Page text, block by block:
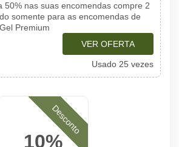
50% nas suas encomendas compre 2
somente para as encomendas de
Premium
VER OFERTA
Usado 25 vezes
10%
Desconto